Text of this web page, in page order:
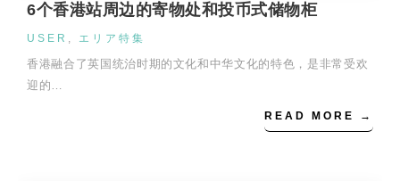
6个香港站周边的寄物处和投币式储物柜
USER , エリア特集
香港融合了英国统治时期的文化和中华文化的特色，是非常受欢
迎的…
READ MORE →